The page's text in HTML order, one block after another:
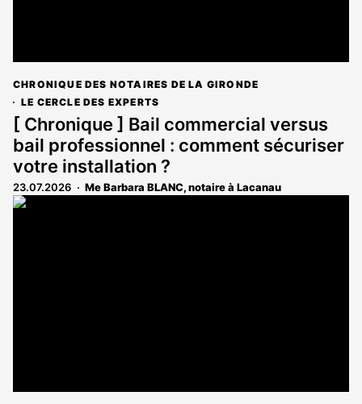
CHRONIQUE DES NOTAIRES DE LA GIRONDE
LE CERCLE DES EXPERTS
[ Chronique ] Bail commercial versus
bail professionnel : comment sécuriser
votre installation ?
23.07.2026 Me Barbara BLANC, notaire à Lacanau